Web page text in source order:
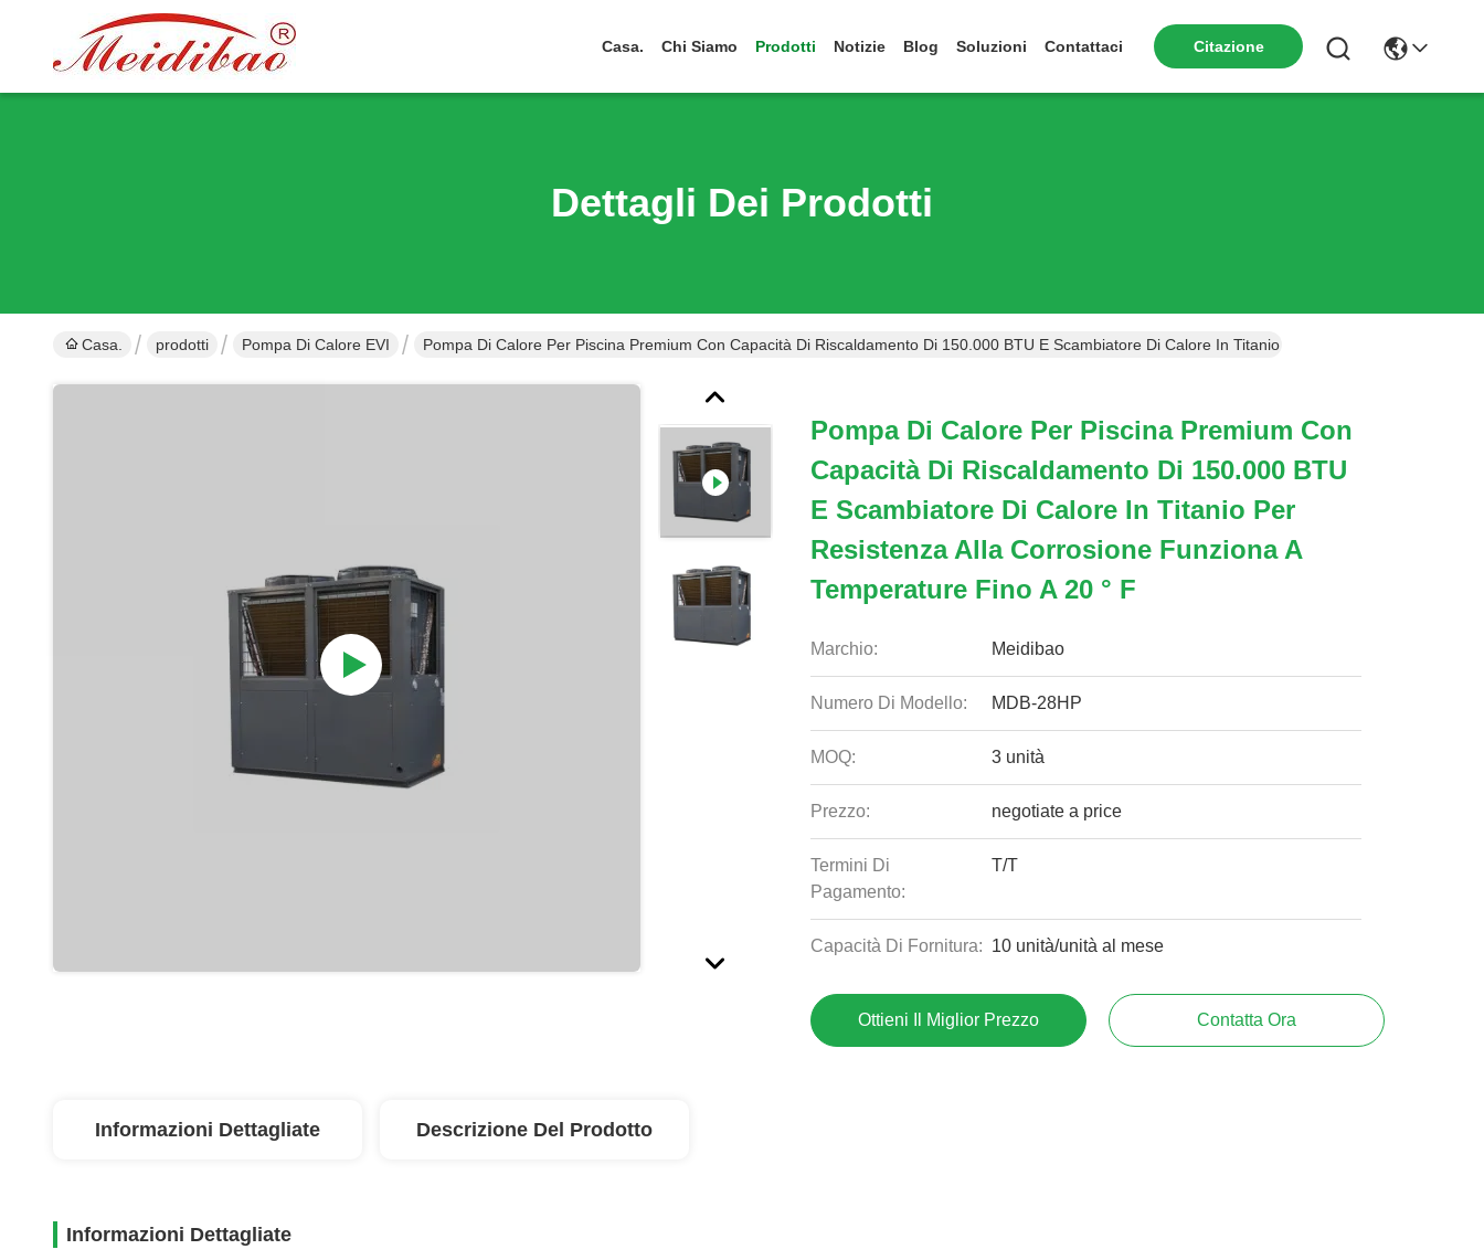
Casa. Chi Siamo Prodotti Notizie Blog Soluzioni Contattaci Citazione
Dettagli Dei Prodotti
Casa. prodotti Pompa Di Calore EVI Pompa Di Calore Per Piscina Premium Con Capacità Di Riscaldamento Di 150.000 BTU E Scambiatore Di Calore In Titanio Per Resistenza Alla
Pompa Di Calore Per Piscina Premium Con
Capacità Di Riscaldamento Di 150.000 BTU
E Scambiatore Di Calore In Titanio Per
Resistenza Alla Corrosione Funziona A
Temperature Fino A 20 ° F
Marchio: Meidibao
Numero Di Modello: MDB-28HP
MOQ: 3 unità
Prezzo: negotiate a price
Termini Di
Pagamento:
T/T
Capacità Di Fornitura: 10 unità/unità al mese
Ottieni Il Miglior Prezzo Contatta Ora
Informazioni Dettagliate Descrizione Del Prodotto
Informazioni Dettagliate